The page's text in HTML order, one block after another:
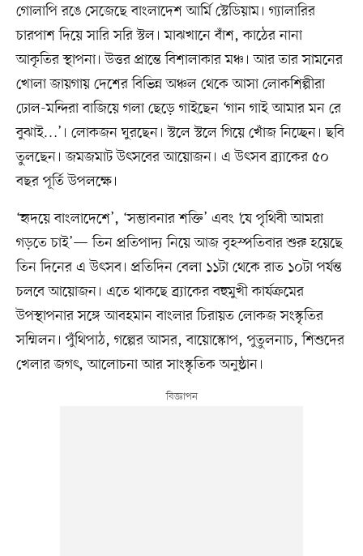
গোলাপি রঙে সেজেছে বাংলাদেশ আর্মি স্টেডিয়াম। গ্যালারির
চারপাশ দিয়ে সারি সরি স্টল। মাঝখানে বাঁশ, কাঠের নানা
আকৃতির স্থাপনা। উত্তর প্রান্তে বিশালাকার মঞ্চ। আর তার সামনের
খোলা জায়গায় দেশের বিভিন্ন অঞ্চল থেকে আসা লোকশিল্পীরা
ঢোল-মন্দিরা বাজিয়ে গলা ছেড়ে গাইছেন ‘গান গাই আমার মন রে
বুঝাই…’। লোকজন ঘুরছেন। স্টলে স্টলে গিয়ে খোঁজ নিচ্ছেন। ছবি
তুলছেন। জমজমাট উৎসবের আয়োজন। এ উৎসব ব্র্যাকের ৫০
বছর পূর্তি উপলক্ষে।
‘হৃদয়ে বাংলাদেশে’, ‘সম্ভাবনার শক্তি’ এবং ‘যে পৃথিবী আমরা
গড়তে চাই’— তিন প্রতিপাদ্য নিয়ে আজ বৃহস্পতিবার শুরু হয়েছে
তিন দিনের এ উৎসব। প্রতিদিন বেলা ১১টা থেকে রাত ১০টা পর্যন্ত
চলবে আয়োজন। এতে থাকছে ব্র্যাকের বহুমুখী কার্যক্রমের
উপস্থাপনার সঙ্গে আবহমান বাংলার চিরায়ত লোকজ সংস্কৃতির
সম্মিলন। পুঁথিপাঠ, গল্পের আসর, বায়োস্কোপ, পুতুলনাচ, শিশুদের
খেলার জগৎ, আলোচনা আর সাংস্কৃতিক অনুষ্ঠান।